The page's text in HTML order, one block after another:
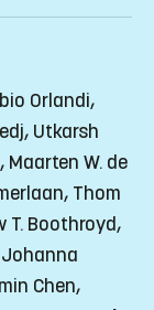
Orlandi,
Utkarsh
Maarten W. de
Thom
T. Boothroyd,
Johanna
Chen,